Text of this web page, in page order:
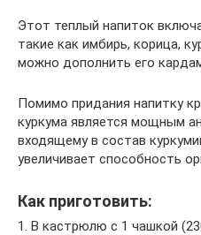
Этот теплый напиток
такие как имбирь, корица,
можно дополнить его
Помимо придания напитку
куркума является мощным
входящему в состав
увеличивает способность
Как приготовить:
1. В кастрюлю с 1 чашкой